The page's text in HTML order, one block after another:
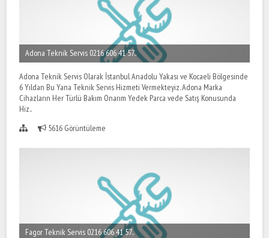
Adona Teknik Servis 0216 606 41 57..
Adona Teknik Servis Olarak İstanbul Anadolu Yakası ve Kocaeli Bölgesinde
6 Yıldan Bu Yana Teknik Servis Hizmeti Vermekteyiz. Adona Marka
Cihazların Her Türlü Bakım Onarım Yedek Parca vede Satış Konusunda
Hiz..
5616 Görüntüleme
Fagor Teknik Servis 0216 606 41 57..